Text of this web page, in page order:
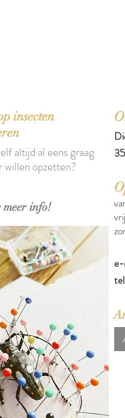
insecten
info!
altijd al eens graag
willen opzetten?
e-